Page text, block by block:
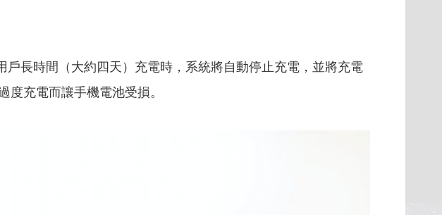
戶長時間（大約四天）充電時，系統將自動停止充電，並將充電
充電而讓手機電池受損。